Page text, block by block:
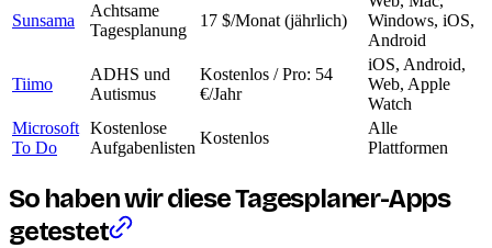
Sunsama
Achtsame
Tagesplanung
17 $/Monat (jährlich)
Windows, iOS,
Android
Tiimo
ADHS und
Autismus
Kostenlos / Pro: 54
€/Jahr
iOS, Android,
Web, Apple
Watch
Microsoft
To Do
Kostenlose
Aufgabenlisten
Kostenlos
Alle
Plattformen
So haben wir diese Tagesplaner-Apps
getestet